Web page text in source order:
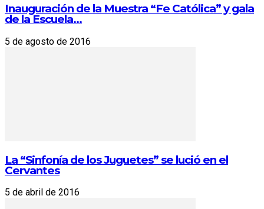
Inauguración de la Muestra “Fe Católica” y gala
de la Escuela...
5 de agosto de 2016
La “Sinfonía de los Juguetes” se lució en el
Cervantes
5 de abril de 2016